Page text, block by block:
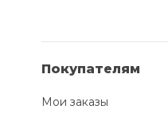
Покупателям
Мои заказы